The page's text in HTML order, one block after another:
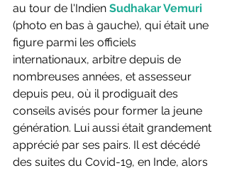
au tour de l'Indien Sudhakar Vemuri
(photo en bas à gauche), qui était une
figure parmi les officiels
internationaux, arbitre depuis de
nombreuses années, et assesseur
depuis peu, où il prodiguait des
conseils avisés pour former la jeune
génération. Lui aussi était grandement
apprécié par ses pairs. Il est décédé
des suites du Covid-19, en Inde, alors